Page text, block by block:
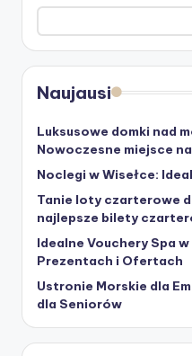
Naujausi
Luksusowe domki nad
Nowoczesne miejsce
Noclegi w Wisełce:
Tanie loty czarterowe
najlepsze bilety
Idealne Vouchery Spa
Prezentach i Ofertach
Ustronie Morskie dla
dla Seniorów